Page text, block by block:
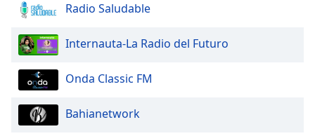
Radio Saludable
Internauta-La Radio del Futuro
Onda Classic FM
Bahianetwork